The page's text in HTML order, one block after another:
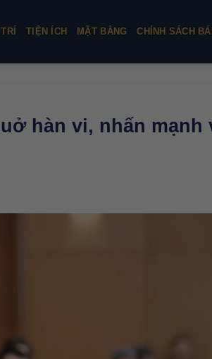
TIỆN ÍCH MẶT BẰNG CHÍNH SÁCH
hàn vi, nhấn mạnh